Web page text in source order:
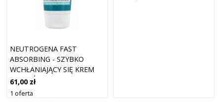
NEUTROGENA FAST
ABSORBING - SZYBKO
WCHŁANIAJĄCY SIĘ KREM
DO STÓP 100 ML
61,00 zł
1 oferta